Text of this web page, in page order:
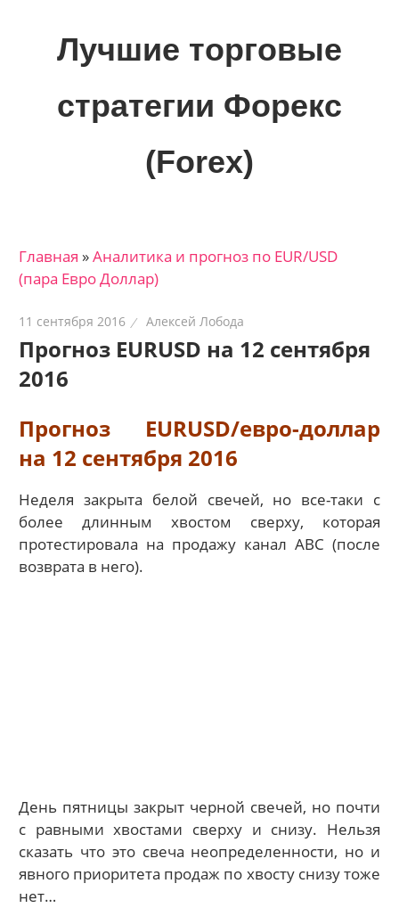
Лучшие торговые
стратегии Форекс
(Forex)
трейдеров
на
рынках:
стратегии,
сигналы,
Главная »Аналитика и прогноз по EUR/USD
(пара Евро Доллар)
11 сентября 2016 Алексей Лобода
Прогноз EURUSD на 12 сентября
2016
Прогноз EURUSD/евро-доллар
на 12 сентября 2016
Неделя закрыта белой свечей, но все-таки с
более длинным хвостом сверху, которая
протестировала на продажу канал АВС (после
возврата в него).
День пятницы закрыт черной свечей, но почти
с равными хвостами сверху и снизу. Нельзя
сказать что это свеча неопределенности, но и
явного приоритета продаж по хвосту снизу тоже
нет…